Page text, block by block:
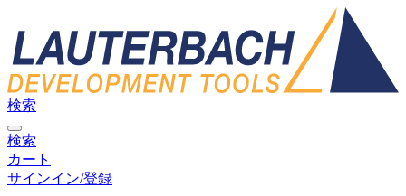
検索
検索
カート
サインイン/登録